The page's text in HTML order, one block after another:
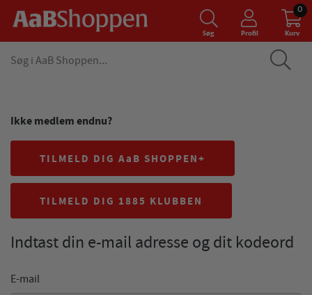
Søg Profil Kurv
0
Ikke medlem endnu?
TILMELD DIG AaB SHOPPEN+
TILMELD DIG 1885 KLUBBEN
Indtast din e-mail adresse og dit kodeord
E-mail